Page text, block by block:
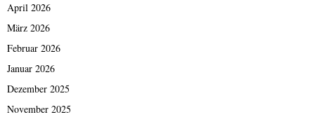
April 2026
März 2026
Februar 2026
Januar 2026
Dezember 2025
November 2025